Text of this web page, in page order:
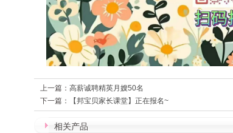
上一篇： 高薪诚聘精英月嫂50名
下一篇：
【邦宝贝家长课堂】正在报名~
相关产品